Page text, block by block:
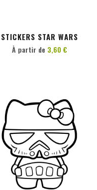
STICKERS STAR WARS
À partir de 3,60 €
PERSONNALISER